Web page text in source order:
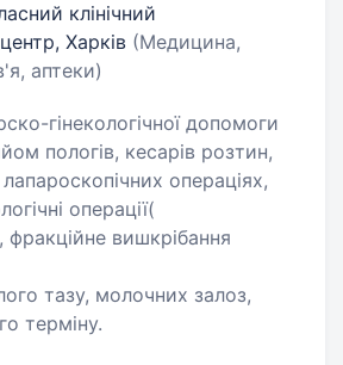
клінічний
Харків (Медицина,
аптеки)
гінекологічної допомоги
пологів, кесарів розтин,
операціях,
операції(
фракційне вишкрібання
тазу, молочних залоз,
терміну.